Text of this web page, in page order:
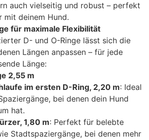
auch vielseitig und robust – perfekt
mit deinem Hund.
für maximale Flexibilität
D- und O-Ringe lässt sich die
Längen anpassen – für jede
Länge:
2,55 m
im ersten D-Ring, 2,20 m: Ideal
bei denen dein Hund
hat.
1,80 m: Perfekt für belebte
Stadtspaziergänge, bei denen mehr